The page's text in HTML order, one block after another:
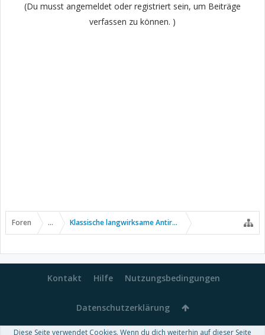
(Du musst angemeldet oder registriert sein, um Beiträge
verfassen zu können. )
Foren ... Klassische langwirksame Antirheumatika
Kontakt Hilfe Nutzungsbedingungen
Datenschutzerklärung
Diese Seite verwendet Cookies. Wenn du dich weiterhin auf dieser Seite